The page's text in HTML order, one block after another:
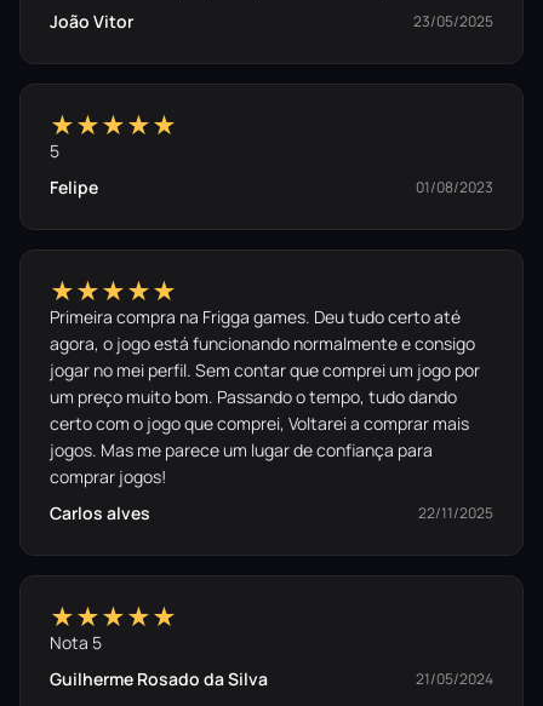
João Vitor
23/05/2025
★★★★★
5
Felipe
01/08/2023
★★★★★
Primeira compra na Frigga games. Deu tudo certo até
agora, o jogo está funcionando normalmente e consigo
jogar no mei perfil. Sem contar que comprei um jogo por
um preço muito bom. Passando o tempo, tudo dando
certo com o jogo que comprei, Voltarei a comprar mais
jogos. Mas me parece um lugar de confiança para
comprar jogos!
Carlos alves
22/11/2025
★★★★★
Nota 5
Guilherme Rosado da Silva
21/05/2024